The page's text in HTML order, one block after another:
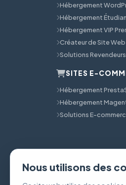
Hébergement
Hébergement
Hébergement VIP
Créateur de Site Web
Solutions Revendeurs
SITES E-
Hébergement
Hébergement
Solutions E-
Nous utilisons des